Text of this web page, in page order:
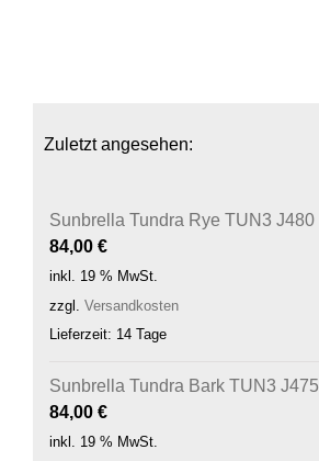
Zuletzt angesehen:
Sunbrella Tundra Rye TUN3 J480
84,00 €
inkl. 19 % MwSt.
zzgl. Versandkosten
Lieferzeit: 14 Tage
Sunbrella Tundra Bark TUN3 J475
84,00 €
inkl. 19 % MwSt.